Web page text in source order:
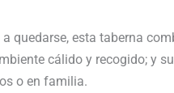
quedarse, esta taberna
cálido y recogido; y
o en familia.